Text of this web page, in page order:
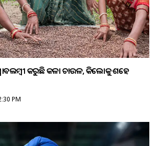
କରୁଛି କଳା ଚାଉଳ, କିଲୋକୁ ଶହେ
PM